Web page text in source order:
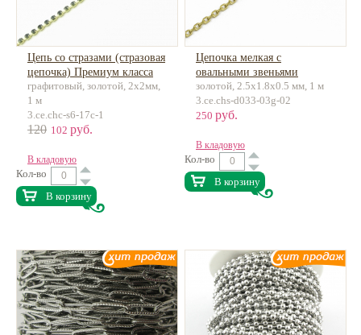
Цепь со стразами (стразовая
цепочка) Премиум класса
латунь
графитовый, золотой, 2х2мм,
1 м
3.ce.chc-s6-17c-1
120 102 руб.
В кладовую
Кол-во
В корзину
Цепочка мелкая с
овальными звеньями
нержавеющая сталь, 18К
позолота
золотой, 2.5x1.8x0.5 мм, 1 м
3.ce.chs-d033-03g-02
250 руб.
В кладовую
Кол-во
В корзину